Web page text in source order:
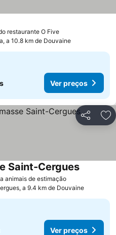
restaurante O Five
a 10.8 km de Douvaine
Ver preços
Partilhar
animais de estimação
Saint-Cergues
a 9.4 km de Douvaine
Ver preços